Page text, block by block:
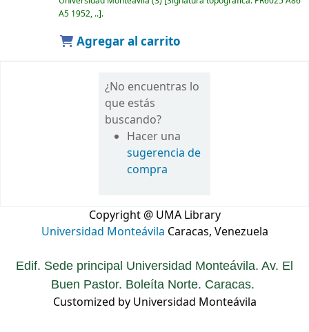
A5 1952, .. .
Agregar al carrito
¿No encuentras lo
que estás
buscando?
Hacer una
sugerencia de
compra
Copyright @ UMA Library
Universidad Monteávila Caracas, Venezuela
Edif. Sede principal Universidad Monteávila. Av. El
Buen Pastor. Boleíta Norte. Caracas.
Customized by Universidad Monteávila